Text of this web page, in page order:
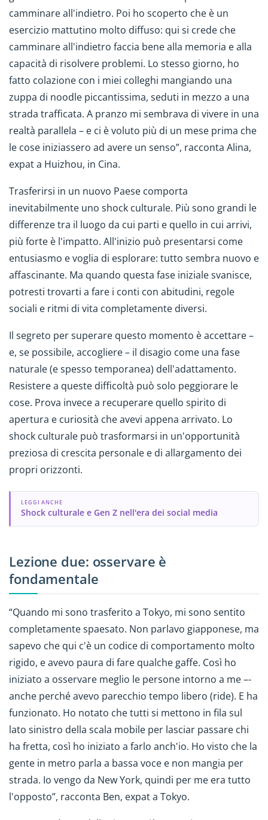
camminare all'indietro. Poi ho scoperto che è un
esercizio mattutino molto diffuso: qui si crede che
camminare all'indietro faccia bene alla memoria e alla
capacità di risolvere problemi. Lo stesso giorno, ho
fatto colazione con i miei colleghi mangiando una
zuppa di noodle piccantissima, seduti in mezzo a una
strada trafficata. A pranzo mi sembrava di vivere in una
realtà parallela – e ci è voluto più di un mese prima che
le cose iniziassero ad avere un senso”, racconta Alina,
expat a Huizhou, in Cina.
Trasferirsi in un nuovo Paese comporta
inevitabilmente uno shock culturale. Più sono grandi le
differenze tra il luogo da cui parti e quello in cui arrivi,
più forte è l'impatto. All'inizio può presentarsi come
entusiasmo e voglia di esplorare: tutto sembra nuovo e
affascinante. Ma quando questa fase iniziale svanisce,
potresti trovarti a fare i conti con abitudini, regole
sociali e ritmi di vita completamente diversi.
Il segreto per superare questo momento è accettare –
e, se possibile, accogliere – il disagio come una fase
naturale (e spesso temporanea) dell'adattamento.
Resistere a queste difficoltà può solo peggiorare le
cose. Prova invece a recuperare quello spirito di
apertura e curiosità che avevi appena arrivato. Lo
shock culturale può trasformarsi in un'opportunità
preziosa di crescita personale e di allargamento dei
propri orizzonti.
LEGGI ANCHE
Shock culturale e Gen Z nell'era dei social media
Lezione due: osservare è
fondamentale
“Quando mi sono trasferito a Tokyo, mi sono sentito
completamente spaesato. Non parlavo giapponese, ma
sapevo che qui c'è un codice di comportamento molto
rigido, e avevo paura di fare qualche gaffe. Così ho
iniziato a osservare meglio le persone intorno a me –-
anche perché avevo parecchio tempo libero (ride). E ha
funzionato. Ho notato che tutti si mettono in fila sul
lato sinistro della scala mobile per lasciar passare chi
ha fretta, così ho iniziato a farlo anch'io. Ho visto che la
gente in metro parla a bassa voce e non mangia per
strada. Io vengo da New York, quindi per me era tutto
l'opposto”, racconta Ben, expat a Tokyo.